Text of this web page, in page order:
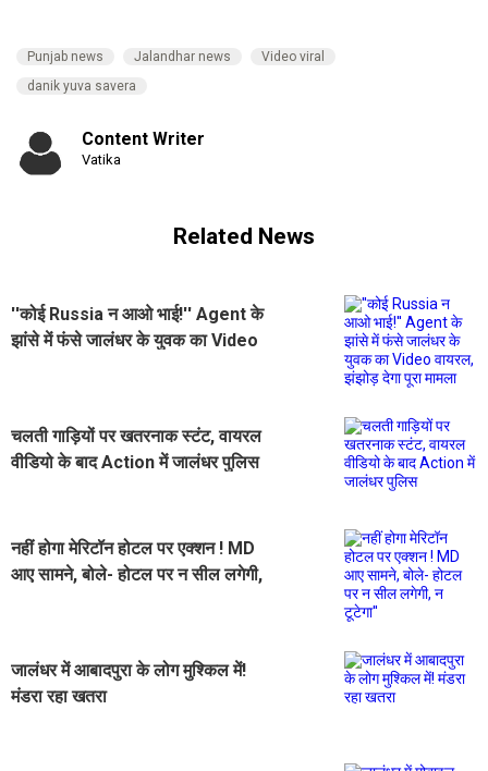
Punjab news Jalandhar news
Video viral
danik yuva savera
Content Writer
Vatika
Related News
''कोई Russia न आओ भाई!'' Agent के
झांसे में फंसे जालंधर के युवक का Video
चलती गाड़ियों पर खतरनाक स्टंट, वायरल
वीडियो के बाद Action में जालंधर पुलिस
नहीं होगा मेरिटॉन होटल पर एक्शन ! MD
आए सामने, बोले- होटल पर न सील लगेगी,
जालंधर में आबादपुरा के लोग मुश्किल में!
मंडरा रहा खतरा